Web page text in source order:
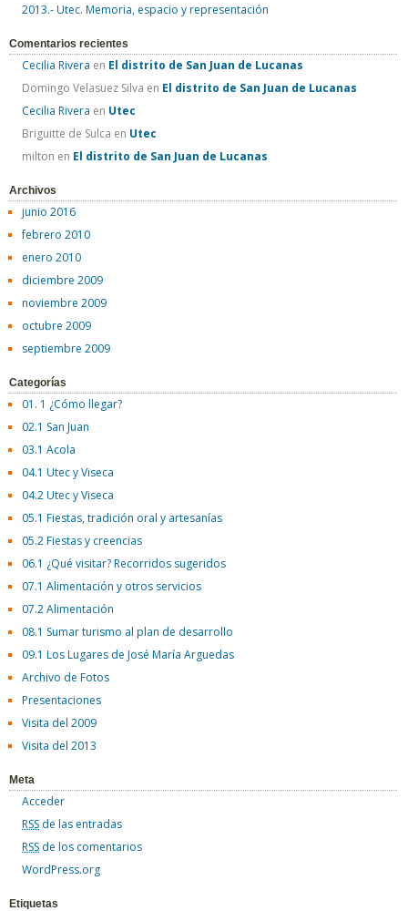
2013.- Utec. Memoria, espacio y representación
Comentarios recientes
Cecilia Rivera en El distrito de San Juan de Lucanas
Domingo Velasuez Silva en El distrito de San Juan de Lucanas
Cecilia Rivera en Utec
Briguitte de Sulca en Utec
milton en El distrito de San Juan de Lucanas
Archivos
junio 2016
febrero 2010
enero 2010
diciembre 2009
noviembre 2009
octubre 2009
septiembre 2009
Categorías
01. 1 ¿Cómo llegar?
02.1 San Juan
03.1 Acola
04.1 Utec y Viseca
04.2 Utec y Viseca
05.1 Fiestas, tradición oral y artesanías
05.2 Fiestas y creencias
06.1 ¿Qué visitar? Recorridos sugeridos
07.1 Alimentación y otros servicios
07.2 Alimentación
08.1 Sumar turismo al plan de desarrollo
09.1 Los Lugares de José María Arguedas
Archivo de Fotos
Presentaciones
Visita del 2009
Visita del 2013
Meta
Acceder
RSS de las entradas
RSS de los comentarios
WordPress.org
Etiquetas